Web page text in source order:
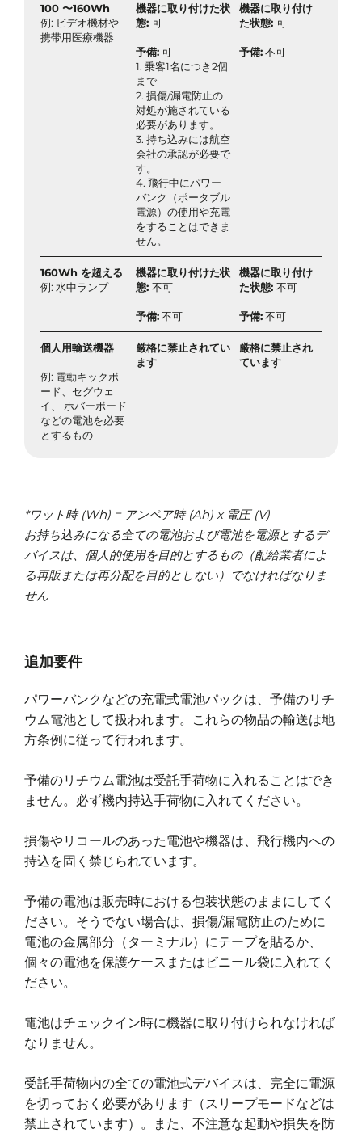
100 〜160Wh
例: ビデオ機材や
携帯用医療機器
機器に取り付けた状
態: 可
予備:可
1. 乗客1名につき2個
まで
2. 損傷/漏電防止の
対処が施されている
必要があります。
3. 持ち込みには航空
会社の承認が必要で
す。
4. 飛行中にパワー
バンク（ポータブル
電源）の使用や充電
をすることはできま
せん。
機器に取り付け
た状態: 可
予備:不可
160Wh を超える
例: 水中ランプ
機器に取り付けた状
態: 不可
予備:不可
機器に取り付け
た状態: 不可
予備:不可
個人用輸送機器
例: 電動キックボ
ード、セグウェ
イ、 ホバーボード
などの電池を必要
とするもの
厳格に禁止されてい
ます
厳格に禁止され
ています
*ワット時 (Wh) = アンペア時 (Ah) x 電圧 (V)
お持ち込みになる全ての電池および電池を電源とするデ
バイスは、個人的使用を目的とするもの（配給業者によ
る再販または再分配を目的としない）でなければなりま
せん
追加要件
パワーバンクなどの充電式電池パックは、予備のリチ
ウム電池として扱われます。これらの物品の輸送は地
方条例に従って行われます。
予備のリチウム電池は受託手荷物に入れることはでき
ません。必ず機内持込手荷物に入れてください。
損傷やリコールのあった電池や機器は、飛行機内への
持込を固く禁じられています。
予備の電池は販売時における包装状態のままにしてく
ださい。そうでない場合は、損傷/漏電防止のために
電池の金属部分（ターミナル）にテープを貼るか、
個々の電池を保護ケースまたはビニール袋に入れてく
ださい。
電池はチェックイン時に機器に取り付けられなければ
なりません。
受託手荷物内の全ての電池式デバイスは、完全に電源
を切っておく必要があります（スリープモードなどは
禁止されています）。また、不注意な起動や損失を防